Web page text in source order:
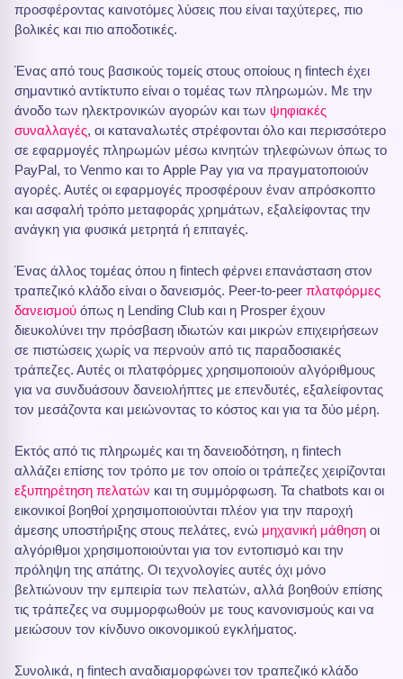
προσφέροντας καινοτόμες λύσεις που είναι ταχύτερες, πιο
βολικές και πιο αποδοτικές.
Ένας από τους βασικούς τομείς στους οποίους η fintech έχει
σημαντικό αντίκτυπο είναι ο τομέας των πληρωμών. Με την
άνοδο των ηλεκτρονικών αγορών και των ψηφιακές
συναλλαγές, οι καταναλωτές στρέφονται όλο και περισσότερο
σε εφαρμογές πληρωμών μέσω κινητών τηλεφώνων όπως το
PayPal, το Venmo και το Apple Pay για να πραγματοποιούν
αγορές. Αυτές οι εφαρμογές προσφέρουν έναν απρόσκοπτο
και ασφαλή τρόπο μεταφοράς χρημάτων, εξαλείφοντας την
ανάγκη για φυσικά μετρητά ή επιταγές.
Ένας άλλος τομέας όπου η fintech φέρνει επανάσταση στον
τραπεζικό κλάδο είναι ο δανεισμός. Peer-to-peer πλατφόρμες
δανεισμού όπως η Lending Club και η Prosper έχουν
διευκολύνει την πρόσβαση ιδιωτών και μικρών επιχειρήσεων
σε πιστώσεις χωρίς να περνούν από τις παραδοσιακές
τράπεζες. Αυτές οι πλατφόρμες χρησιμοποιούν αλγόριθμους
για να συνδυάσουν δανειολήπτες με επενδυτές, εξαλείφοντας
τον μεσάζοντα και μειώνοντας το κόστος και για τα δύο μέρη.
Εκτός από τις πληρωμές και τη δανειοδότηση, η fintech
αλλάζει επίσης τον τρόπο με τον οποίο οι τράπεζες χειρίζονται
εξυπηρέτηση πελατών και τη συμμόρφωση. Τα chatbots και οι
εικονικοί βοηθοί χρησιμοποιούνται πλέον για την παροχή
άμεσης υποστήριξης στους πελάτες, ενώ μηχανική μάθηση οι
αλγόριθμοι χρησιμοποιούνται για τον εντοπισμό και την
πρόληψη της απάτης. Οι τεχνολογίες αυτές όχι μόνο
βελτιώνουν την εμπειρία των πελατών, αλλά βοηθούν επίσης
τις τράπεζες να συμμορφωθούν με τους κανονισμούς και να
μειώσουν τον κίνδυνο οικονομικού εγκλήματος.
Συνολικά, η fintech αναδιαμορφώνει τον τραπεζικό κλάδο